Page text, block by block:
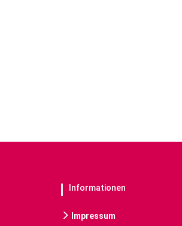
Informationen
Impressum